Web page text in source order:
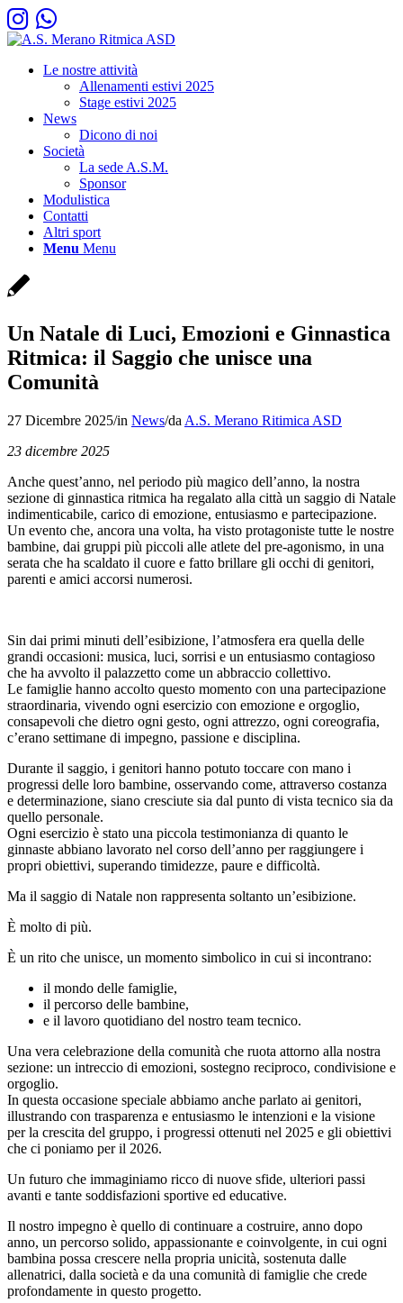
Le nostre attività
Allenamenti estivi 2025
Stage estivi 2025
News
Dicono di noi
Società
La sede A.S.M.
Sponsor
Modulistica
Contatti
Altri sport
Menu Menu
Un Natale di Luci, Emozioni e Ginnastica
Ritmica: il Saggio che unisce una
Comunità
27 Dicembre 2025/in News/da A.S. Merano Ritimica ASD
23 dicembre 2025
Anche quest’anno, nel periodo più magico dell’anno, la nostra
sezione di ginnastica ritmica ha regalato alla città un saggio di Natale
indimenticabile, carico di emozione, entusiasmo e partecipazione.
Un evento che, ancora una volta, ha visto protagoniste tutte le nostre
bambine, dai gruppi più piccoli alle atlete del pre-agonismo, in una
serata che ha scaldato il cuore e fatto brillare gli occhi di genitori,
parenti e amici accorsi numerosi.
Sin dai primi minuti dell’esibizione, l’atmosfera era quella delle
grandi occasioni: musica, luci, sorrisi e un entusiasmo contagioso
che ha avvolto il palazzetto come un abbraccio collettivo.
Le famiglie hanno accolto questo momento con una partecipazione
straordinaria, vivendo ogni esercizio con emozione e orgoglio,
consapevoli che dietro ogni gesto, ogni attrezzo, ogni coreografia,
c’erano settimane di impegno, passione e disciplina.
Durante il saggio, i genitori hanno potuto toccare con mano i
progressi delle loro bambine, osservando come, attraverso costanza
e determinazione, siano cresciute sia dal punto di vista tecnico sia da
quello personale.
Ogni esercizio è stato una piccola testimonianza di quanto le
ginnaste abbiano lavorato nel corso dell’anno per raggiungere i
propri obiettivi, superando timidezze, paure e difficoltà.
Ma il saggio di Natale non rappresenta soltanto un’esibizione.
È molto di più.
È un rito che unisce, un momento simbolico in cui si incontrano:
il mondo delle famiglie,
il percorso delle bambine,
e il lavoro quotidiano del nostro team tecnico.
Una vera celebrazione della comunità che ruota attorno alla nostra
sezione: un intreccio di emozioni, sostegno reciproco, condivisione e
orgoglio.
In questa occasione speciale abbiamo anche parlato ai genitori,
illustrando con trasparenza e entusiasmo le intenzioni e la visione
per la crescita del gruppo, i progressi ottenuti nel 2025 e gli obiettivi
che ci poniamo per il 2026.
Un futuro che immaginiamo ricco di nuove sfide, ulteriori passi
avanti e tante soddisfazioni sportive ed educative.
Il nostro impegno è quello di continuare a costruire, anno dopo
anno, un percorso solido, appassionante e coinvolgente, in cui ogni
bambina possa crescere nella propria unicità, sostenuta dalle
allenatrici, dalla società e da una comunità di famiglie che crede
profondamente in questo progetto.